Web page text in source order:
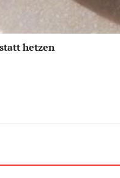
hetzen